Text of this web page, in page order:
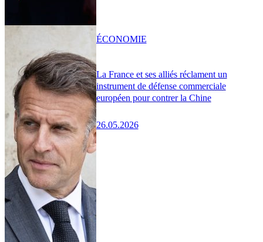
La France et ses alliés réclament un
instrument de défense commerciale
européen pour contrer la Chine
26.05.2026
ÉCONOMIE